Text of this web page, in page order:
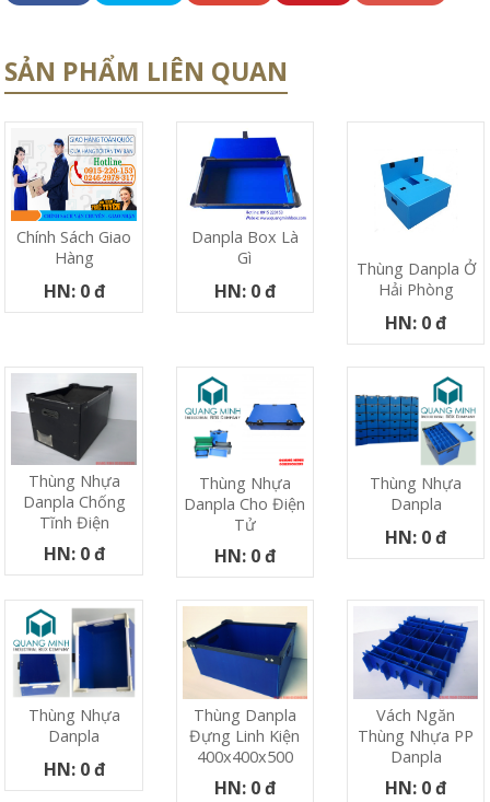
SẢN PHẨM LIÊN QUAN
Chính Sách Giao
Hàng
HN: 0 đ
Danpla Box Là
Gì
HN: 0 đ
Thùng Danpla Ở
Hải Phòng
HN: 0 đ
Thùng Nhựa
Danpla Chống
Tĩnh Điện
HN: 0 đ
Thùng Nhựa
Danpla Cho Điện
Tử
HN: 0 đ
Thùng Nhựa
Danpla
HN: 0 đ
Thùng Nhựa
Danpla
HN: 0 đ
Thùng Danpla
Đựng Linh Kiện
400x400x500
HN: 0 đ
Vách Ngăn
Thùng Nhựa PP
Danpla
HN: 0 đ